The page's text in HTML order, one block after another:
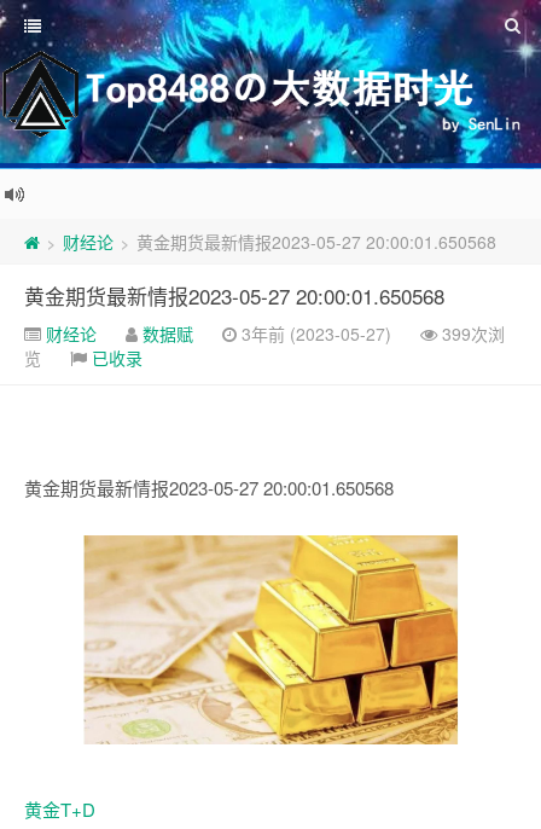
> 财经论 > 黄金期货最新情报2023-05-27 20:00:01.650568
黄金期货最新情报2023-05-27 20:00:01.650568
财经论 数据赋 3年前 (2023-05-27)
399次浏
览
已收录
黄金期货最新情报2023-05-27 20:00:01.650568
黄金T+D